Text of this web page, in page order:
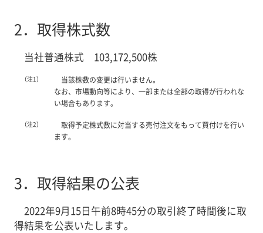
2． 取得株式数
当社普通株式 103,172,500株
（注1）
当該株数の変更は行いません。
なお、市場動向等により、一部または全部の取得が行われな
い場合もあります。
（注2）
取得予定株式数に対当する売付注文をもって買付けを行い
ます。
3． 取得結果の公表
2022年9月15日午前8時45分の取引終了時間後に取
得結果を公表いたします。